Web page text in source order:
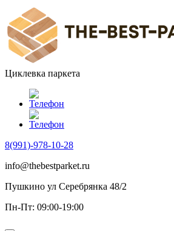
Циклевка паркета
8(991)-978-10-28
info@thebestparket.ru
Пушкино ул Серебрянка 48/2
Пн-Пт: 09:00-19:00